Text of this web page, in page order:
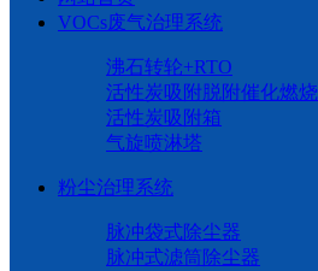
VOCs废气治理系统
沸石转轮+RTO
活性炭吸附脱附催化燃烧
活性炭吸附箱
气旋喷淋塔
粉尘治理系统
脉冲袋式除尘器
脉冲式滤筒除尘器